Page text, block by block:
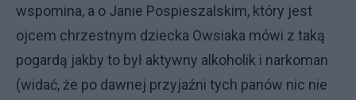
wspomina, a o Janie Pospieszalskim, który jest
ojcem chrzestnym dziecka Owsiaka mówi z taką
pogardą jakby to był aktywny alkoholik i narkoman
(widać, że po dawnej przyjaźni tych panów nic nie